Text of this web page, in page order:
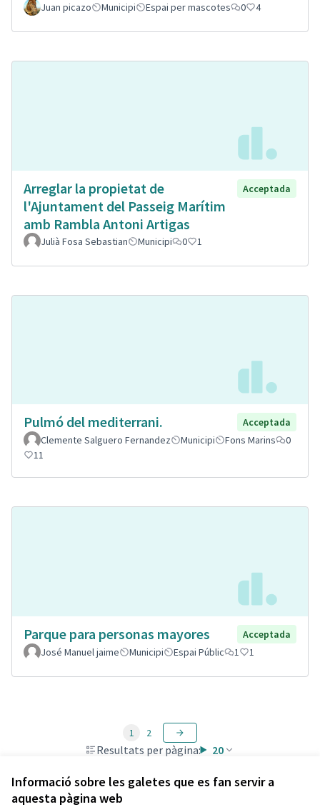
Informació sobre les galetes que es fan servir a
aquesta pàgina web
Juan picazo
Municipi Espai per mascotes 0 4
Arreglar la propietat de
l'Ajuntament del Passeig Marítim
amb Rambla Antoni Artigas
Acceptada
Julià Fosa Sebastian Municipi 0 1
Pulmó del mediterrani.
Acceptada
Clemente Salguero Fernandez
Municipi Fons Marins
0
11
Parque para personas mayores
Acceptada
José Manuel jaime
Municipi Espai Públic 1 1
Resultats per pàgina: 20
1 2